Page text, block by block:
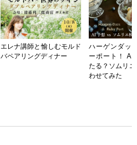
エレナ講師と愉しむモルド
バペアリングディナー
ハーゲンダッ
ーポート！ AI
たる？ソムリ
わせてみた